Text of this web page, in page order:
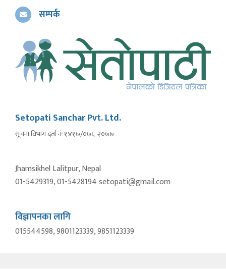
सम्पर्क
Setopati Sanchar Pvt. Ltd.
सूचना विभाग दर्ता नंः १४१७/०७६-२०७७
Jhamsikhel Lalitpur, Nepal
01-5429319, 01-5428194 setopati@gmail.com
विज्ञापनका लागि
015544598, 9801123339, 9851123339